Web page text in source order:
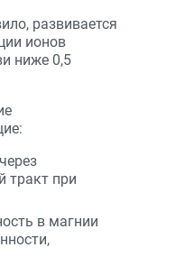
развивается
ионов
ниже 0,5
тракт при
в магнии